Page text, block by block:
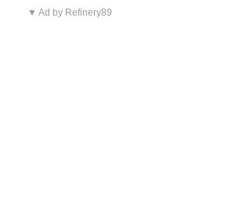
▼ Ad by Refinery89